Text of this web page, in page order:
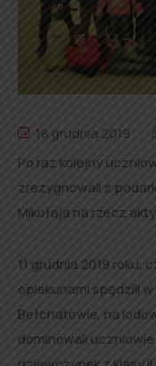
18 grudnia 2019
Po raz kolejny
zrezygnowali z
Mikołaja na rzecz
11 grudnia 2019 roku,
opiekunami spędzili
Bełchatowie, na
dominowali